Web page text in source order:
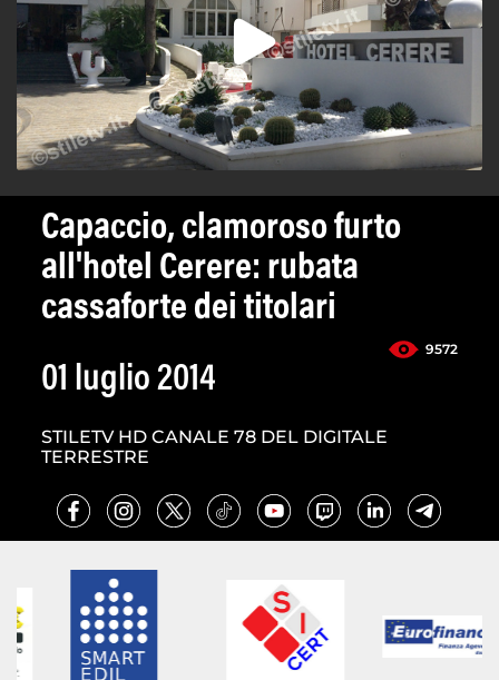
Capaccio, clamoroso furto
all'hotel Cerere: rubata
cassaforte dei titolari
9572
01 luglio 2014
STILETV HD CANALE 78 DEL DIGITALE
TERRESTRE